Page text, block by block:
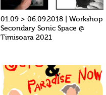
01.09 > 06.09.2018 | Workshop
Secondary Sonic Space @
Timisoara 2021